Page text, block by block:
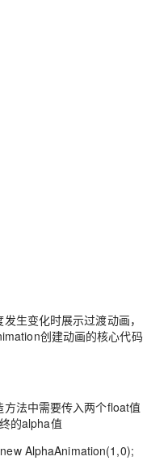
生变化时展示过渡动画，
创建动画的核心代码
法中需要传入两个float值
的alpha值
AlphaAnimation(1,0);